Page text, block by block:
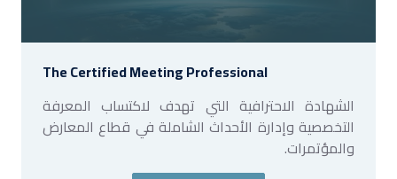
The Certified Meeting Professional
الشهادة الاحترافية التي تهدف لاكتساب المعرفة
التخصصية وإدارة الأحداث الشاملة في قطاع المعارض
والمؤتمرات.